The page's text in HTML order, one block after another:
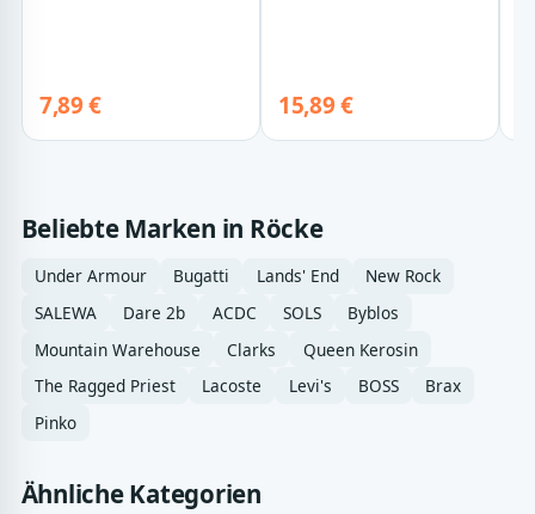
7,89 € 15,89 €
Beliebte Marken in Röcke
Under Armour Bugatti Lands' End
New Rock
SALEWA
Dare 2b ACDC SOLS
Byblos
Mountain Warehouse
Clarks
Queen Kerosin
The Ragged Priest
Lacoste Levi's BOSS
Brax
Pinko
Ähnliche Kategorien